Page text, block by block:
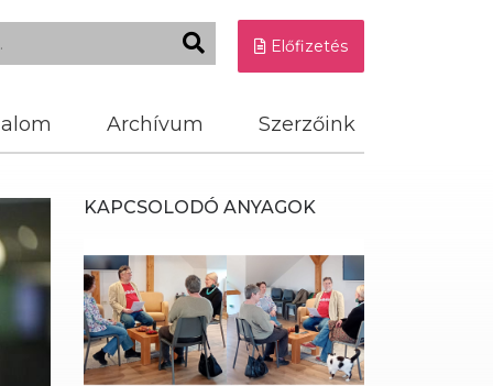
Előfizetés
Archívum Szerzőink
KAPCSOLODÓ ANYAGOK